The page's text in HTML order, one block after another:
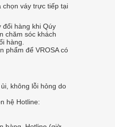
chọn váy trực tiếp tại
đổi hàng khi Qúy
chăm sóc khách
hàng.
phẩm để VROSA có
không lỗi hỏng do
hệ Hotline: